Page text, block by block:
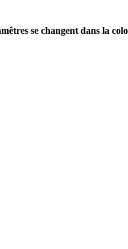
se changent dans la